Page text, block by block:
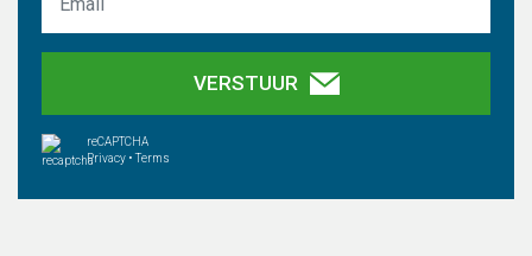
VERSTUUR
reCAPTCHA
Privacy •Terms